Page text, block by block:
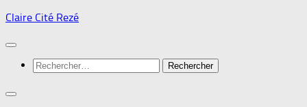
Skip
content
Claire Cité Rezé
Rechercher :